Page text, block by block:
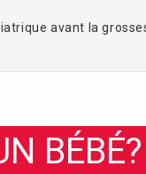
avant la
BÉBÉ?